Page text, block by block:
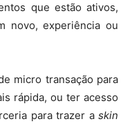
que estão ativos,
novo, experiência ou
micro transação para
rápida, ou ter acesso
para trazer a skin